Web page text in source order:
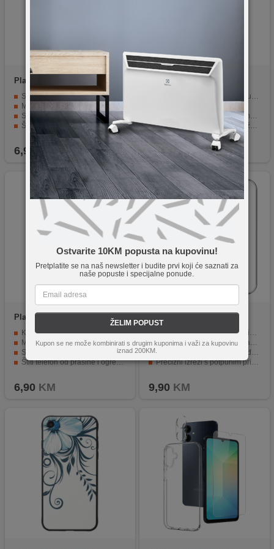
Ostvarite 10KM popusta na kupovinu!
Pretplatite se na naš newsletter i budite prvi koji će saznati za
naše popuste i specijalne ponude.
ŽELIM POPUST
Kupon se ne može kombinirati s drugim kuponima i važi za kupovinu
iznad 200KM.
Platoon
FUTROLA SILIK. ALIN
Silikonski materijal štiti mobitel od oštećenja.
Moderan dizajn prilagođen različitim stilovima.
Savršeno prilagođena Samsung S8 mobitelu.
Štiti mobitel od prašine, ogrebotina i udara.
Lako se umetne i vađi iz futrole.
6,90 KM
Silikonska maska
Kvalitetan silikon za zaštitu uređaja
Elegantan izgled crne boje
Precizni otvori za tipke i kamere
Tanak i lagan za udobno držanje
Visoka funkcionalnost i praktičnost.
9,90 KM
Platoon
SAMSUNG J3 2017,
Kvalitetan silikonski materijal.
Moderan dizajn u pink boji.
Savršeno pristaje uz telefon.
Štiti telefon od prašine i ogrebotina.
6,90 KM
Redmi Note 15 Pro
5G TPU Phone Case
Visokokvalitetni, ekološki prihvatljivi TPU materijali
Potpuno prozirna TPU mekana maska
Pruža učinkovitu zaštitu uređaja
Precizni izrezi s potpunim pristupom
9,90 KM